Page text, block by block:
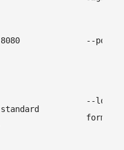
8080 --port
standard
--
format